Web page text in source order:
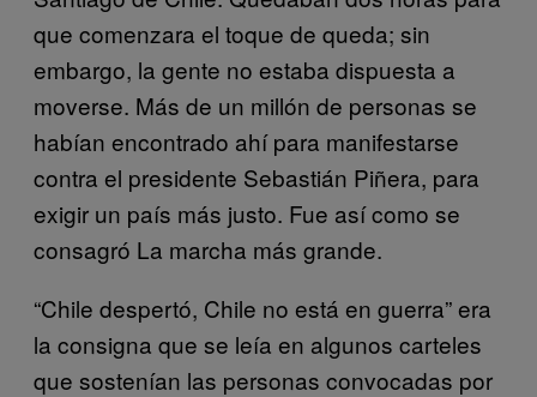
que comenzara el toque de queda; sin
embargo, la gente no estaba dispuesta a
moverse. Más de un millón de personas se
habían encontrado ahí para manifestarse
contra el presidente Sebastián Piñera, para
exigir un país más justo. Fue así como se
consagró La marcha más grande.
“Chile despertó, Chile no está en guerra” era
la consigna que se leía en algunos carteles
que sostenían las personas convocadas por